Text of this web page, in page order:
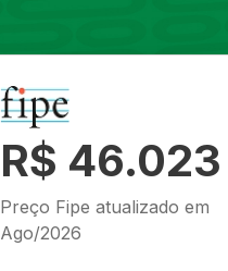
R$ 46.023
Preço Fipe atualizado em
Ago/2026